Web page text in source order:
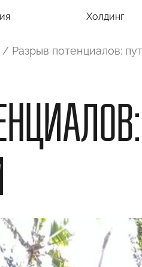
Холдинг
/ Разрыв потенциалов: